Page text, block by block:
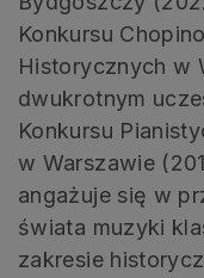
Konkursu
Historycznych w
dwukrotnym
Konkursu
w Warszawie
angażuje się w
świata muzyki
zakresie